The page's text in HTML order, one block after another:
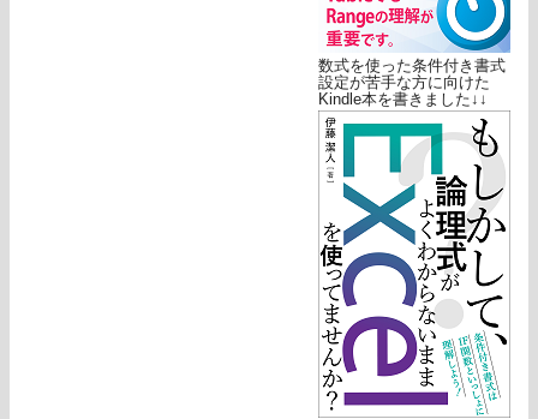
数式を使った条件付き書式
設定が苦手な方に向けた
Kindle本を書きました↓↓